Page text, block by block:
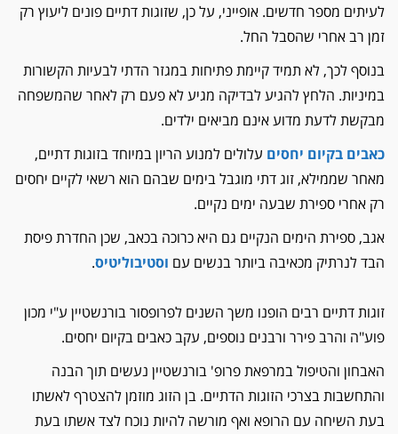
לעיתים מספר חדשים. אופייני, על כן, שזוגות דתיים פונים ליעוץ רק
זמן רב אחרי שהסבל החל.
בנוסף לכך, לא תמיד קיימת פתיחות במגזר הדתי לבעיות הקשורות
במיניות. הלחץ להגיע לבדיקה מגיע לא פעם רק לאחר שהמשפחה
מבקשת לדעת מדוע אינם מביאים ילדים.
כאבים בקיום יחסים עלולים למנוע הריון במיוחד בזוגות דתיים,
מאחר שממילא, זוג דתי מוגבל בימים שבהם הוא רשאי לקיים יחסים
רק אחרי ספירת שבעה ימים נקיים.
אגב, ספירת הימים הנקיים גם היא כרוכה בכאב, שכן החדרת פיסת
הבד לנרתיק מכאיבה ביותר בנשים עם וסטיבוליטיס.
זוגות דתיים רבים הופנו משך השנים לפרופסור בורנשטיין ע"י מכון
פוע"ה והרב פירר ורבנים נוספים, עקב כאבים בקיום יחסים.
האבחון והטיפול במרפאת פרופ' בורנשטיין נעשים תוך הבנה
והתחשבות בצרכי הזוגות הדתיים. בן הזוג מוזמן להצטרף לאשתו
בעת השיחה עם הרופא ואף מורשה להיות נוכח לצד אשתו בעת